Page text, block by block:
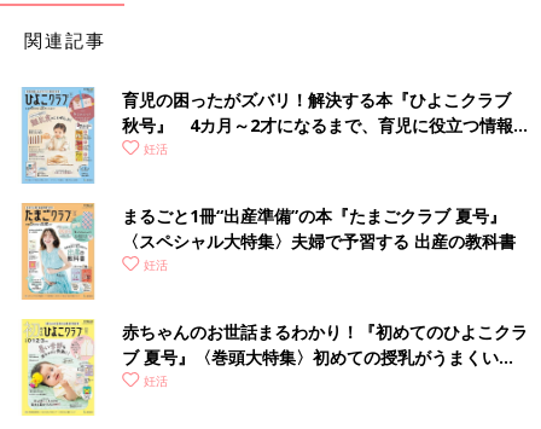
関連記事
育児の困ったがズバリ！解決する本『ひよこクラブ
秋号』 4カ月～2才になるまで、育児に役立つ情報が
いっぱい！
妊活
まるごと1冊“出産準備”の本『たまごクラブ 夏号』
〈スペシャル大特集〉夫婦で予習する 出産の教科書
妊活
赤ちゃんのお世話まるわかり！『初めてのひよこクラ
ブ 夏号』〈巻頭大特集〉初めての授乳がうまくい
く！ おっぱい・ミルクの基本と夏のトラブル 解決テ
妊活